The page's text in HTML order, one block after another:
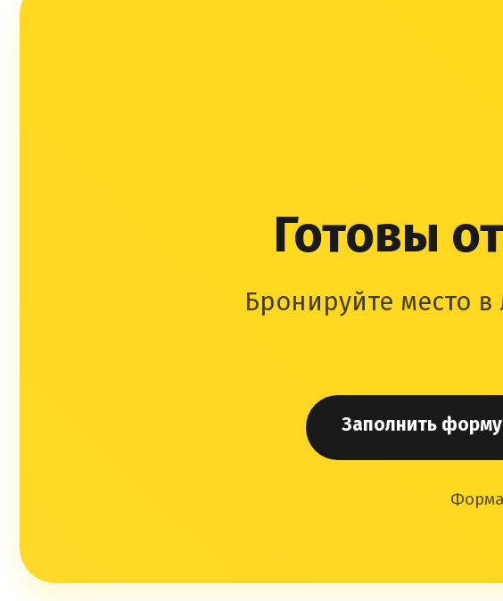
Готовы
Бронируйте место
Заполнить форму